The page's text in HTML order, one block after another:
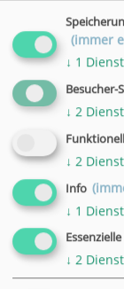
Bleiben Sie
Angebote
informiert.
Newsletter-
(immer
↓ 1 Dienst
Besucher-
↓ 2
↓ 2
Info
↓ 1 Dienst
↓ 2